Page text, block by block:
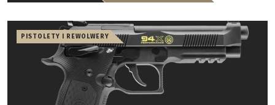
PISTOLETY I REWOLWERY